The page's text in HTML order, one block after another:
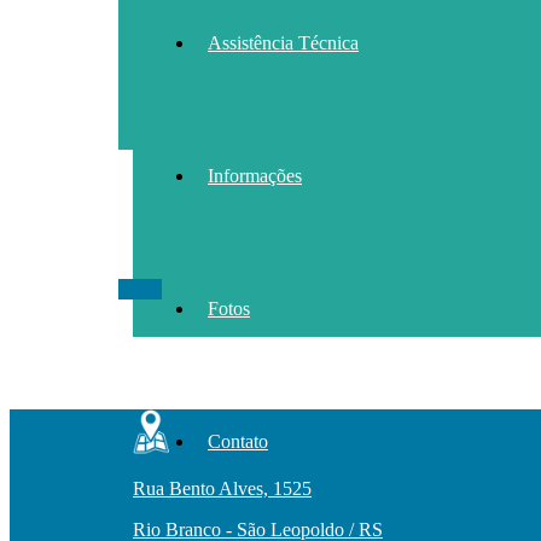
Assistência Técnica
Informações
Fotos
Contato
Rua Bento Alves, 1525
Rio Branco - São Leopoldo / RS